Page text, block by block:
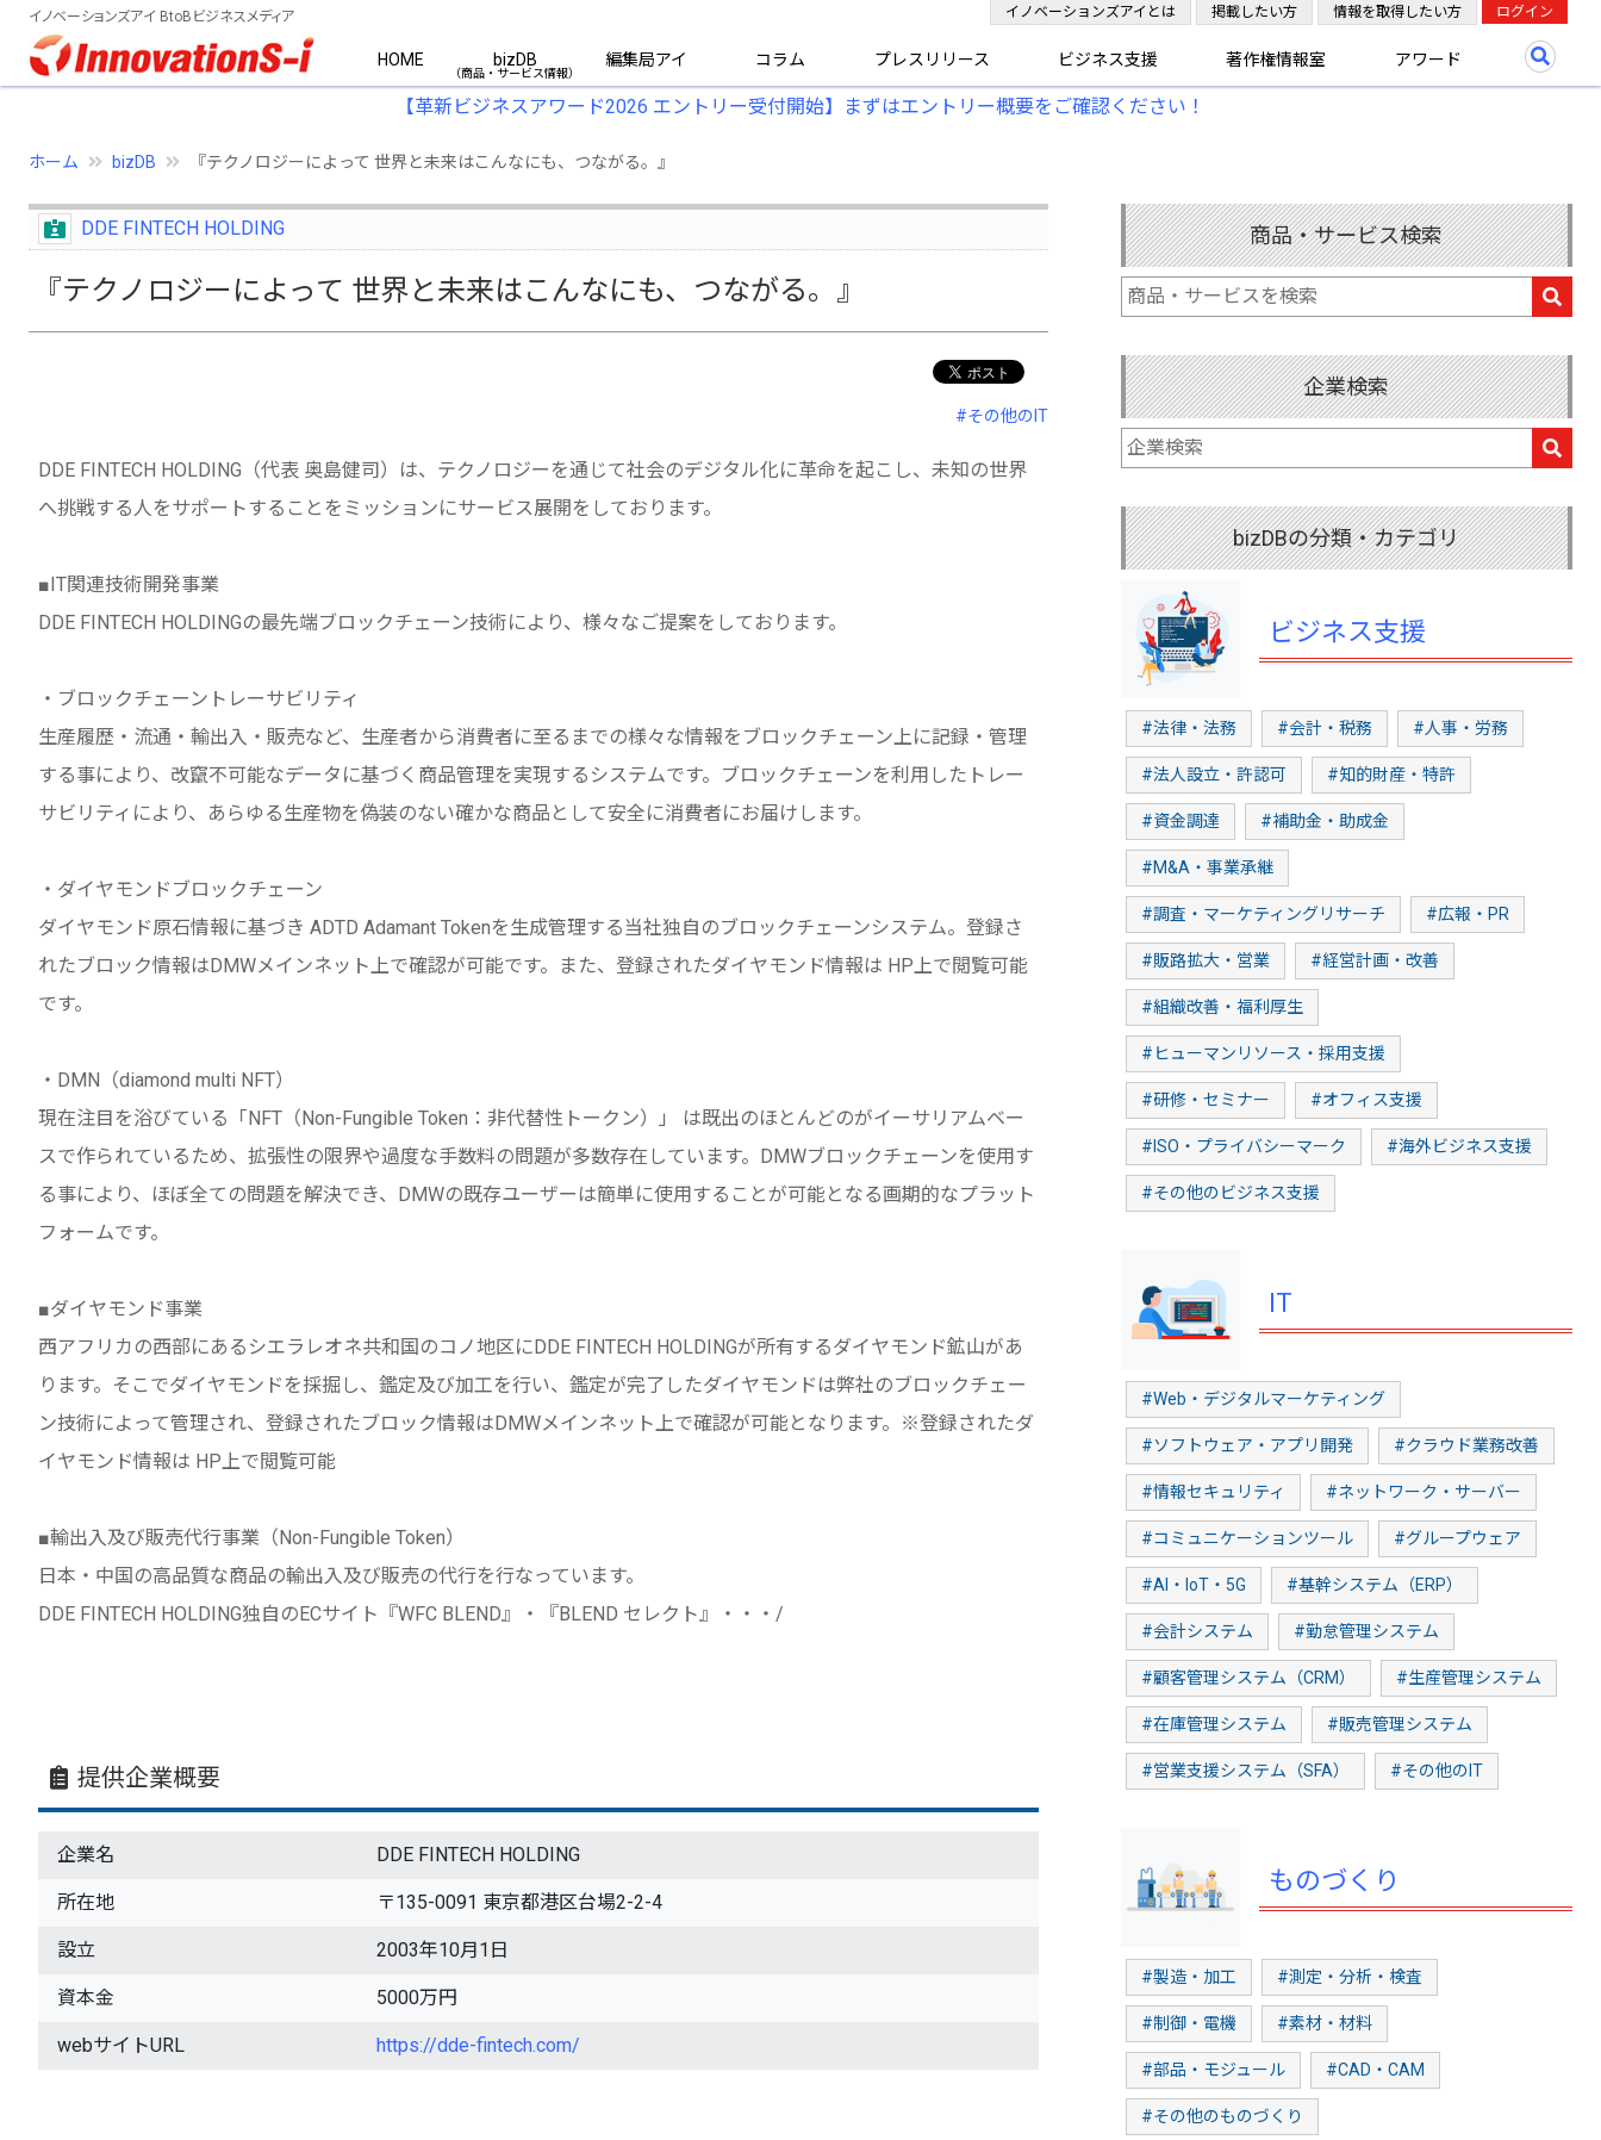
イノベーションズアイ BtoBビジネスメディア
HOME bizDB 編集局アイ コラム プレスリリース ビジネス支援 著作権情報室 アワード
イノベーションズアイとは 掲載したい方 情報を取得したい方 ログイン
【革新ビジネスアワード2026 エントリー受付開始】まずはエントリー概要をご確認ください！
ホーム bizDB 『テクノロジーによって 世界と未来はこんなにも、つながる。』
DDE FINTECH HOLDING
『テクノロジーによって 世界と未来はこんなにも、つながる。』
#その他のIT
DDE FINTECH HOLDING（代表 奥島健司）は、テクノロジーを通じて社会のデジタル化に革命を起こし、未知の世界
へ挑戦する人をサポートすることをミッションにサービス展開をしております。
■IT関連技術開発事業
DDE FINTECH HOLDINGの最先端ブロックチェーン技術により、様々なご提案をしております。
・ブロックチェーントレーサビリティ
生産履歴・流通・輸出入・販売など、生産者から消費者に至るまでの様々な情報をブロックチェーン上に記録・管理
する事により、改竄不可能なデータに基づく商品管理を実現するシステムです。ブロックチェーンを利用したトレー
サビリティにより、あらゆる生産物を偽装のない確かな商品として安全に消費者にお届けします。
・ダイヤモンドブロックチェーン
ダイヤモンド原石情報に基づき ADTD Adamant Tokenを生成管理する当社独自のブロックチェーンシステム。登録さ
れたブロック情報はDMWメインネット上で確認が可能です。また、登録されたダイヤモンド情報は HP上で閲覧可能
です。
・DMN（diamond multi NFT）
現在注目を浴びている「NFT（Non-Fungible Token：非代替性トークン）」 は既出のほとんどのがイーサリアムベー
スで作られているため、拡張性の限界や過度な手数料の問題が多数存在しています。DMWブロックチェーンを使用す
る事により、ほぼ全ての問題を解決でき、DMWの既存ユーザーは簡単に使用することが可能となる画期的なプラット
フォームです。
■ダイヤモンド事業
西アフリカの西部にあるシエラレオネ共和国のコノ地区にDDE FINTECH HOLDINGが所有するダイヤモンド鉱山があ
ります。そこでダイヤモンドを採掘し、鑑定及び加工を行い、鑑定が完了したダイヤモンドは弊社のブロックチェー
ン技術によって管理され、登録されたブロック情報はDMWメインネット上で確認が可能となります。※登録されたダ
イヤモンド情報は HP上で閲覧可能
■輸出入及び販売代行事業（Non-Fungible Token）
日本・中国の高品質な商品の輸出入及び販売の代行を行なっています。
DDE FINTECH HOLDING独自のECサイト『WFC BLEND』・『BLEND セレクト』・・・/
提供企業概要
企業名 DDE FINTECH HOLDING
所在地 〒135-0091 東京都港区台場2-2-4
設立 2003年10月1日
資本金 5000万円
webサイトURL https://dde-fintech.com/
商品・サービス検索
企業検索
bizDBの分類・カテゴリ
ビジネス支援
#法律・法務 #会計・税務 #人事・労務
#法人設立・許認可 #知的財産・特許
#資金調達 #補助金・助成金
#M&A・事業承継
#調査・マーケティングリサーチ #広報・PR
#販路拡大・営業 #経営計画・改善
#組織改善・福利厚生
#ヒューマンリソース・採用支援
#研修・セミナー #オフィス支援
#ISO・プライバシーマーク #海外ビジネス支援
#その他のビジネス支援
IT
#Web・デジタルマーケティング
#ソフトウェア・アプリ開発 #クラウド業務改善
#情報セキュリティ #ネットワーク・サーバー
#コミュニケーションツール #グループウェア
#AI・IoT・5G #基幹システム（ERP）
#会計システム #勤怠管理システム
#顧客管理システム（CRM） #生産管理システム
#在庫管理システム #販売管理システム
#営業支援システム（SFA） #その他のIT
ものづくり
#製造・加工 #測定・分析・検査
#制御・電機 #素材・材料
#部品・モジュール #CAD・CAM
#その他のものづくり